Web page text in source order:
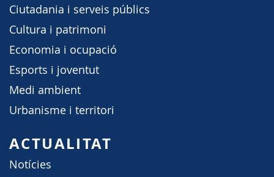
Ciutadania i serveis públics
Cultura i patrimoni
Economia i ocupació
Esports i joventut
Medi ambient
Urbanisme i territori
ACTUALITAT
Notícies